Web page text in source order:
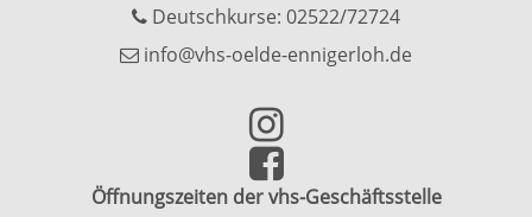
Deutschkurse: 02522/72724
info@vhs-oelde-ennigerloh.de
Öffnungszeiten der vhs-Geschäftsstelle